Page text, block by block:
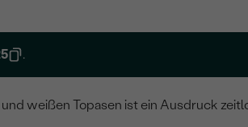
.
weißen Topasen ist ein Ausdruck